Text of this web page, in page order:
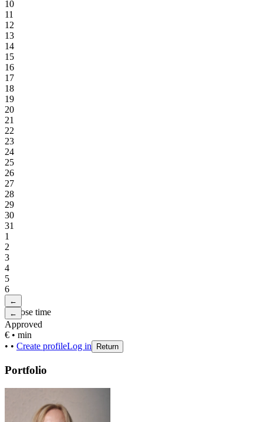
10
11
12
13
14
15
16
17
18
19
20
21
22
23
24
25
26
27
28
29
30
31
1
2
3
4
5
6
←
Choose time
←
Approved
€ • min
• • Create profileLog in Return
Portfolio